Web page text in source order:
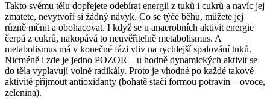
Takto svému tělu dopřejete odebírat energii z tuků i cukrů a navíc jej
zmatete, nevytvoří si žádný návyk. Co se týče běhu, můžete jej
různě měnit a obohacovat. I když se u anaerobních aktivit energie
čerpá z cukrů, nakopává to neuvěřitelně metabolismus. A
metabolismus má v konečné fázi vliv na rychlejší spalování tuků.
Nicméně i zde je jedno POZOR – u hodně dynamických aktivit se
do těla vyplavují volné radikály. Proto je vhodné po každé takové
aktivitě přijmout antioxidanty (bohatě stačí formou potravin – ovoce,
zelenina).